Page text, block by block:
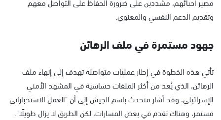
وتقديم الدعم النفسي والمعنوي.
جهود مستمرة في ملف الرهائن
تأتي هذه الخطوة في إطار عمليات متواصلة تهدف إلى إنهاء ملف
الرهائن، الذي يُعد من أكثر الملفات حساسية في المشهد الأمني
الإسرائيلي، وقد أشار متحدث باسم الجيش إلى أن "العمل الاستخباراتي
مستمر، وهناك تقدم في بعض المسارات، لكن الطريق لا يزال طويلًا".